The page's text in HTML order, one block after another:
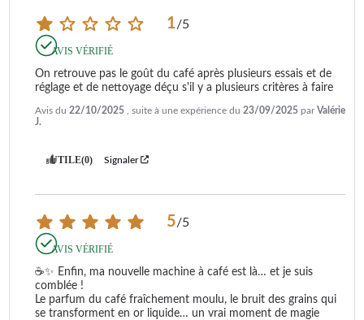
1/5
AVIS VÉRIFIÉ
On retrouve pas le goût du café après plusieurs essais et de
réglage et de nettoyage déçu s'il y a plusieurs critères à faire
Avis du 22/10/2025 , suite à une expérience du 23/09/2025 parValérie
J.
UTILE(0) Signaler
5/5
AVIS VÉRIFIÉ
comblée !
se transforment en or liquide… un vrai moment de magie